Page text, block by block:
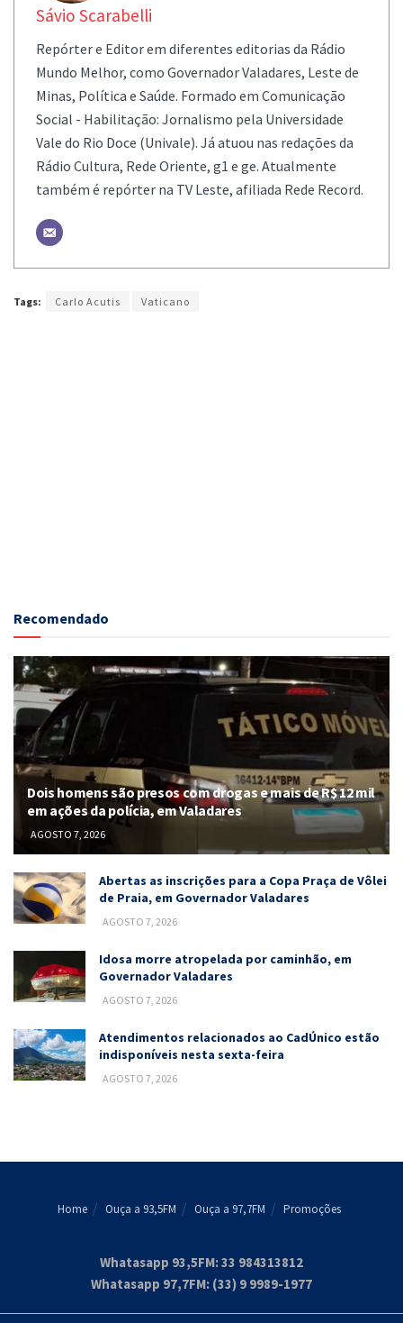
Sávio Scarabelli
Repórter e Editor em diferentes editorias da Rádio
Mundo Melhor, como Governador Valadares, Leste de
Minas, Política e Saúde. Formado em Comunicação
Social - Habilitação: Jornalismo pela Universidade
Vale do Rio Doce (Univale). Já atuou nas redações da
Rádio Cultura, Rede Oriente, g1 e ge. Atualmente
também é repórter na TV Leste, afiliada Rede Record.
Tags: Carlo Acutis Vaticano
Recomendado
Dois homens são presos com drogas e mais de R$ 12 mil
em ações da polícia, em Valadares
AGOSTO 7, 2026
Abertas as inscrições para a Copa Praça de Vôlei
de Praia, em Governador Valadares
AGOSTO 7, 2026
Idosa morre atropelada por caminhão, em
Governador Valadares
AGOSTO 7, 2026
Atendimentos relacionados ao CadÚnico estão
indisponíveis nesta sexta-feira
AGOSTO 7, 2026
Home Ouça a 93,5FM Ouça a 97,7FM Promoções
Whatasapp 93,5FM: 33 984313812
Whatasapp 97,7FM: (33) 9 9989-1977